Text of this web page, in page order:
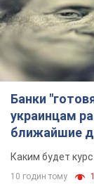
Банки
украинцам
ближайшие
Каким будет
10 годин тому